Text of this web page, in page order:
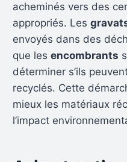
acheminés vers des
appropriés. Les
envoyés dans des
que les encombrants
déterminer s’ils
recyclés. Cette
mieux les matériaux
l’impact